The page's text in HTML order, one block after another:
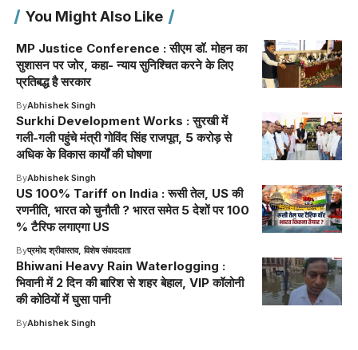
You Might Also Like
MP Justice Conference : सीएम डॉ. मोहन का
सुशासन पर जोर, कहा- न्याय सुनिश्चित करने के लिए
प्रतिबद्ध है सरकार
ByAbhishek Singh
Surkhi Development Works : सुरखी में
गली-गली पहुंचे मंत्री गोविंद सिंह राजपूत, 5 करोड़ से
अधिक के विकास कार्यों की घोषणा
ByAbhishek Singh
US 100% Tariff on India : रूसी तेल, US की
रणनीति, भारत को चुनौती ? भारत समेत 5 देशों पर 100
% टैरिफ लगाएगा US
Byप्रमोद श्रीवास्तव, विशेष संवाददाता
Bhiwani Heavy Rain Waterlogging :
भिवानी में 2 दिन की बारिश से शहर बेहाल, VIP कॉलोनी
की कोठियों में घुसा पानी
ByAbhishek Singh